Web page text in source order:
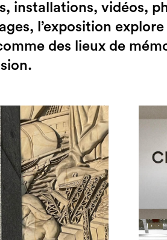
installations, vidéos,
l’exposition
des lieux de